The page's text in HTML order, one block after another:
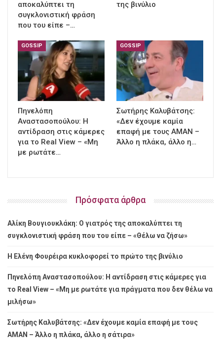
αποκαλύπτει τη
συγκλονιστική φράση
που του είπε –…
της βινύλιο
GOSSIP
Πηνελόπη
Αναστασοπούλου: Η
αντίδραση στις κάμερες
για το Real View – «Μη
με ρωτάτε…
GOSSIP
Σωτήρης Καλυβάτσης:
«Δεν έχουμε καμία
επαφή με τους ΑΜΑΝ –
Άλλο η πλάκα, άλλο η…
Πρόσφατα άρθρα
Αλίκη Βουγιουκλάκη: Ο γιατρός της αποκαλύπτει τη
συγκλονιστική φράση που του είπε – «Θέλω να ζήσω»
Η Ελένη Φουρέιρα κυκλοφορεί το πρώτο της βινύλιο
Πηνελόπη Αναστασοπούλου: Η αντίδραση στις κάμερες για
το Real View – «Μη με ρωτάτε για πράγματα που δεν θέλω να
μιλήσω»
Σωτήρης Καλυβάτσης: «Δεν έχουμε καμία επαφή με τους
ΑΜΑΝ – Άλλο η πλάκα, άλλο η σάτιρα»